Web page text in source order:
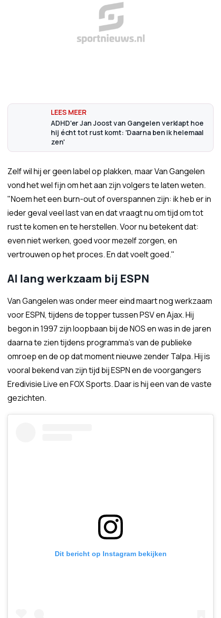
ADHD'er Jan Joost van Gangelen verklapt hoe
hij écht tot rust komt: 'Daarna ben ik helemaal
zen'
Zelf wil hij er geen label op plakken, maar Van Gangelen
vond het wel fijn om het aan zijn volgers te laten weten.
"Noem het een burn-out of overspannen zijn: ik heb er in
ieder geval veel last van en dat vraagt nu om tijd om tot
rust te komen en te herstellen. Voor nu betekent dat:
even niet werken, goed voor mezelf zorgen, en
vertrouwen op het proces. En dat voelt goed."
Al lang werkzaam bij ESPN
Van Gangelen was onder meer eind maart nog werkzaam
voor ESPN, tijdens de topper tussen PSV en Ajax. Hij
begon in 1997 zijn loopbaan bij de NOS en was in de jaren
daarna te zien tijdens programma's van de publieke
omroep en de op dat moment nieuwe zender Talpa. Hij is
vooral bekend van zijn tijd bij ESPN en de voorgangers
Eredivisie Live en FOX Sports. Daar is hij een van de vaste
gezichten.
Dit bericht op Instagram bekijken